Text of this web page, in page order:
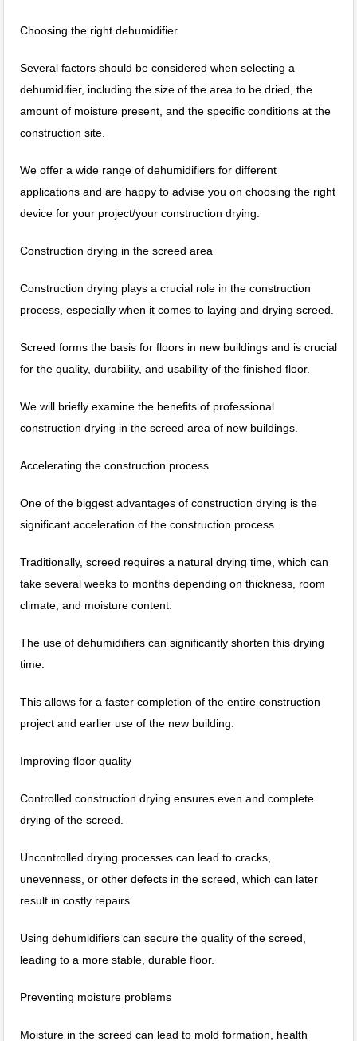
Choosing the right dehumidifier
Several factors should be considered when selecting a
dehumidifier, including the size of the area to be dried, the
amount of moisture present, and the specific conditions at the
construction site.
We offer a wide range of dehumidifiers for different
applications and are happy to advise you on choosing the right
device for your project/your construction drying.
Construction drying in the screed area
Construction drying plays a crucial role in the construction
process, especially when it comes to laying and drying screed.
Screed forms the basis for floors in new buildings and is crucial
for the quality, durability, and usability of the finished floor.
We will briefly examine the benefits of professional
construction drying in the screed area of new buildings.
Accelerating the construction process
One of the biggest advantages of construction drying is the
significant acceleration of the construction process.
Traditionally, screed requires a natural drying time, which can
take several weeks to months depending on thickness, room
climate, and moisture content.
The use of dehumidifiers can significantly shorten this drying
time.
This allows for a faster completion of the entire construction
project and earlier use of the new building.
Improving floor quality
Controlled construction drying ensures even and complete
drying of the screed.
Uncontrolled drying processes can lead to cracks,
unevenness, or other defects in the screed, which can later
result in costly repairs.
Using dehumidifiers can secure the quality of the screed,
leading to a more stable, durable floor.
Preventing moisture problems
Moisture in the screed can lead to mold formation, health